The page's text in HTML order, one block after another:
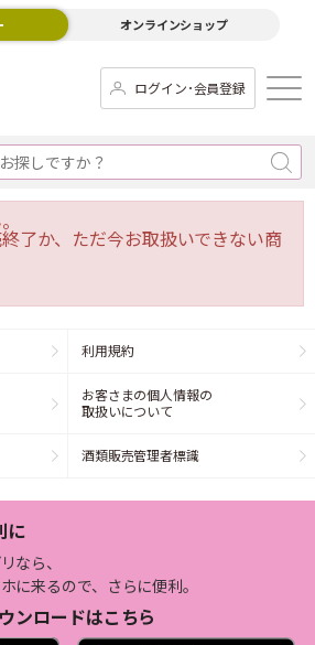
オンラインショップ
ログイン･会員登録
了か、ただ今お取扱いできない商
利用規約
お客さまの個人情報の
取扱いについて
酒類販売管理者標識
に
なら、
に来るので、さらに便利。
ンロードはこちら